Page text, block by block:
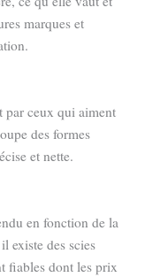
marques et
par ceux qui aiment
des formes
et nette.
en fonction de la
existe des scies
fiables dont les prix